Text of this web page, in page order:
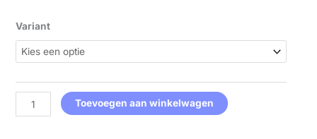
Variant
theelichthouder
aantal
Toevoegen aan winkelwagen